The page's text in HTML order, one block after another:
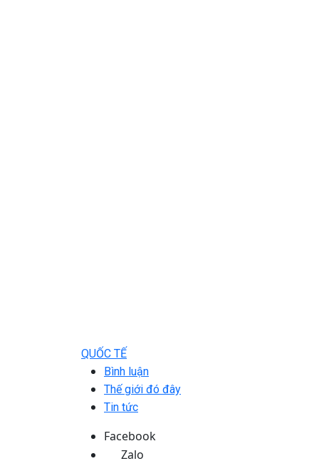
QUỐC TẾ
Bình luận
Thế giới đó đây
Tin tức
Facebook
Zalo